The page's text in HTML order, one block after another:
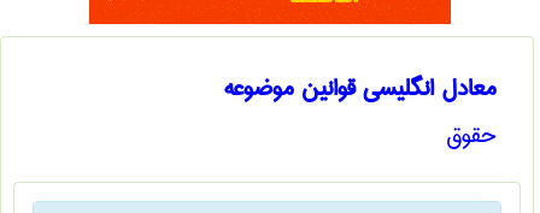
معادل انگلیسی قوانین موضوعه
حقوق